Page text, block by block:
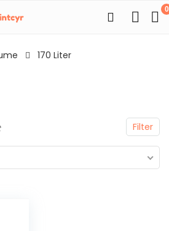
0
170 Liter
Filter